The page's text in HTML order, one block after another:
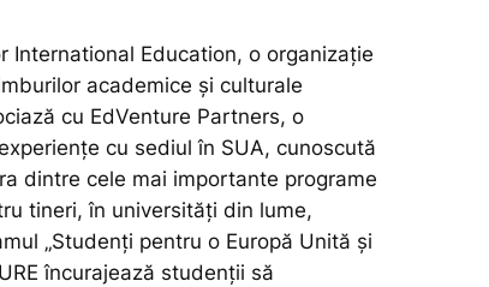
International Education, o organizație
academice și culturale
cu EdVenture Partners, o
cu sediul în SUA, cunoscută
dintre cele mai importante programe
tineri, în universități din lume,
„Studenți pentru o Europă Unită și
încurajează studenții să